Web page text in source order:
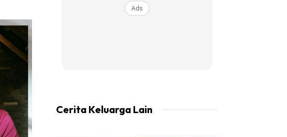
Ads
Cerita Keluarga Lain